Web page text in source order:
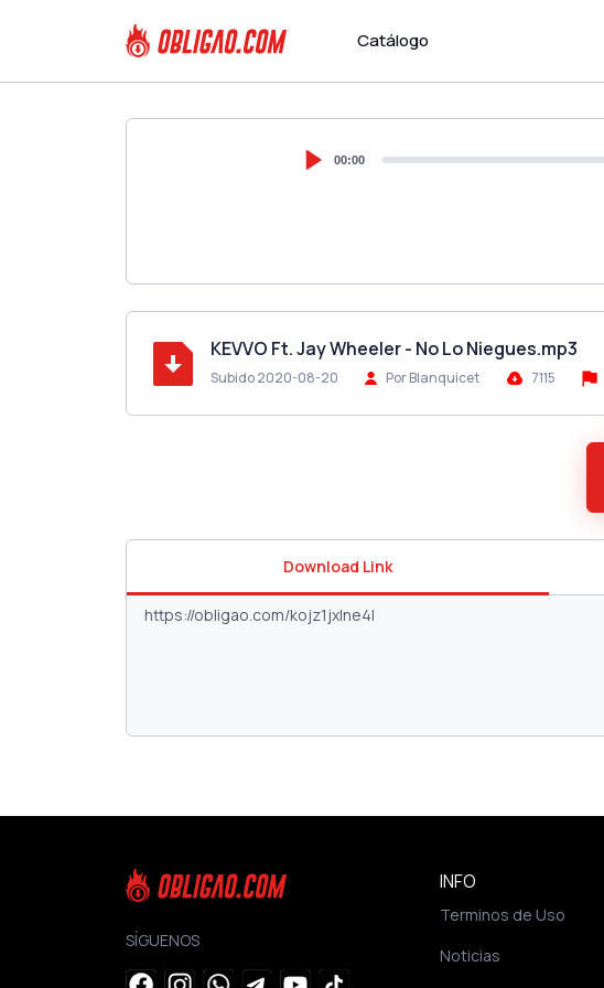
Catálogo
00:00
KEVVO Ft. Jay Wheeler - No Lo Niegues.mp3
Subido 2020-08-20 Por Blanquicet 7115
Download Link
SÍGUENOS
INFO
Terminos de Uso
Noticias